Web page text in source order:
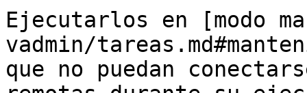
Ejecutarlos en [modo
vadmin/
que no puedan